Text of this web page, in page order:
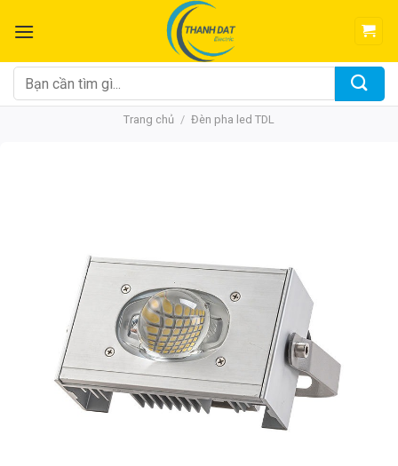
đến
dung
Tìm
kiếm:
Trang chủ / Đèn pha led TDL